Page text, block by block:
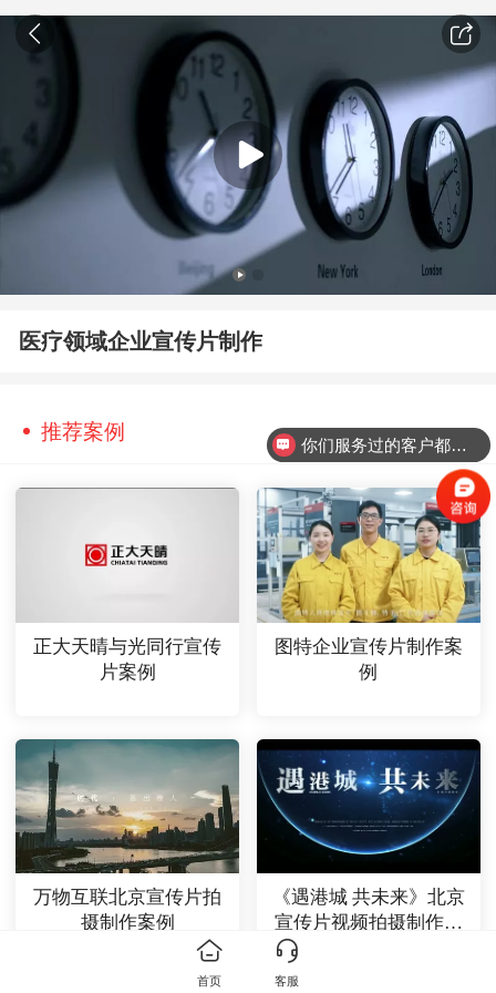
医疗领域企业宣传片制作
首页 客服
推荐案例
正大天晴与光同行宣传
片案例
图特企业宣传片制作案
例
万物互联北京宣传片拍
摄制作案例
《遇港城 共未来》北京
宣传片视频拍摄制作公
你们服务过的客户都有哪些？